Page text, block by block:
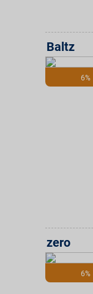
6%
Baltz
6%
zero